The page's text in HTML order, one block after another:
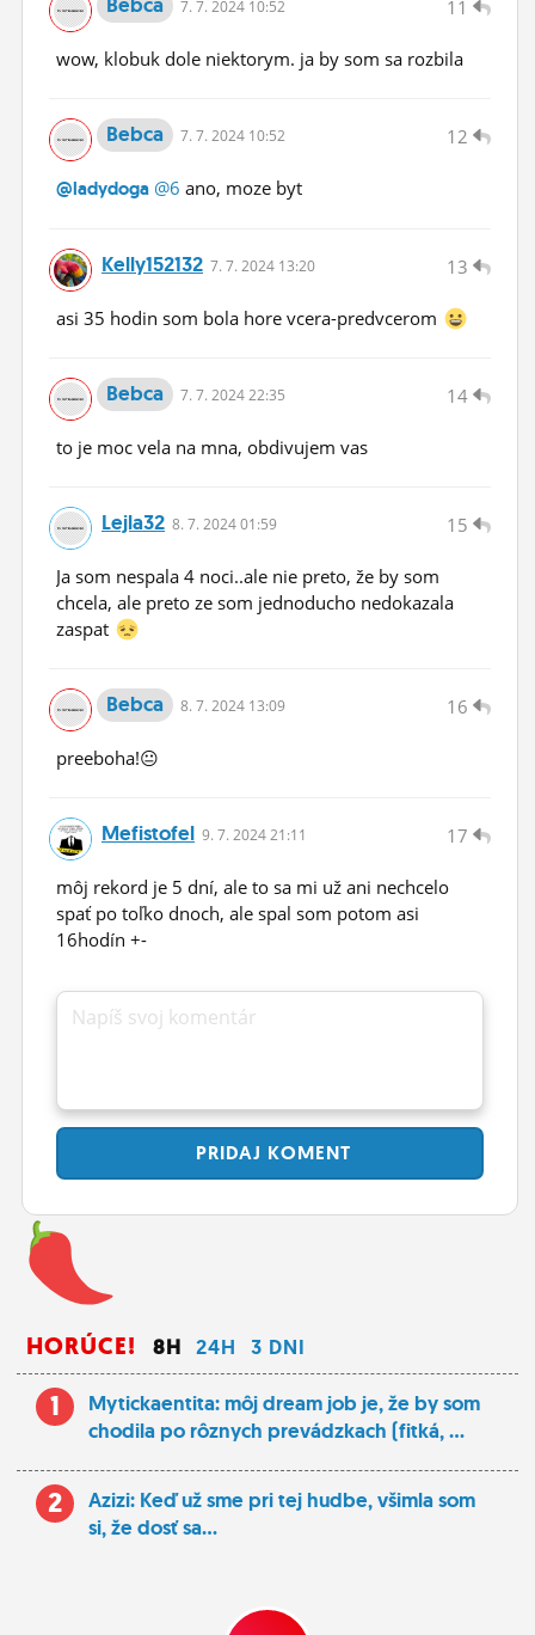
11
7. 7. 2024 10:52
wow, klobuk dole niektorym. ja by som sa rozbila
12
Bebca 7. 7. 2024 10:52
@ladydoga @6 ano, moze byt
13
Kelly152132 7. 7. 2024 13:20
asi 35 hodin som bola hore vcera-predvcerom
14
Bebca 7. 7. 2024 22:35
to je moc vela na mna, obdivujem vas
15
Lejla32 8. 7. 2024 01:59
Ja som nespala 4 noci..ale nie preto, že by som
chcela, ale preto ze som jednoducho nedokazala
zaspat
16
Bebca 8. 7. 2024 13:09
preeboha!😐
17
Mefistofel 9. 7. 2024 21:11
môj rekord je 5 dní, ale to sa mi už ani nechcelo
spať po toľko dnoch, ale spal som potom asi
16hodín +-
Napíš svoj komentár
PRIDAJ KOMENT
HORÚCE! 8H 24H 3 DNI
1
Mytickaentita: môj dream job je, že by som
chodila po rôznych prevádzkach (fitká, ...
2
Azizi: Keď už sme pri tej hudbe, všimla som
si, že dosť sa...